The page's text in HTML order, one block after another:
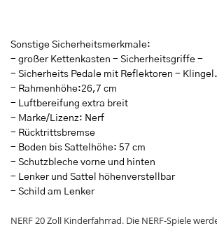
Sonstige Sicherheitsmerkmale:
- großer Kettenkasten - Sicherheitsgriffe -
- Sicherheits Pedale mit Reflektoren - Klingel.
- Rahmenhöhe:26,7 cm
- Luftbereifung extra breit
- Marke/Lizenz: Nerf
- Rücktrittsbremse
- Boden bis Sattelhöhe: 57 cm
- Schutzbleche vorne und hinten
- Lenker und Sattel höhenverstellbar
- Schild am Lenker
NERF 20 Zoll Kinderfahrrad. Die NERF-Spiele